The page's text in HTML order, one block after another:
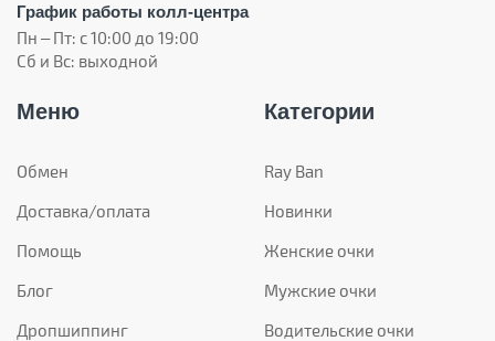
График работы колл-центра
Пн – Пт: с 10:00 до 19:00
Сб и Вс: выходной
Меню
Обмен
Доставка/оплата
Помощь
Блог
Дропшиппинг
Категории
Ray Ban
Новинки
Женские очки
Мужские очки
Водительские очки